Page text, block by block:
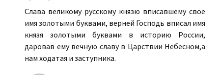
Слава великому русскому князю вписавшему своё
имя золотыми буквами, верней Господь вписал имя
князя золотыми буквами в историю России,
даровав ему вечную славу в Царствии Небесном,а
нам ходатая и заступника.